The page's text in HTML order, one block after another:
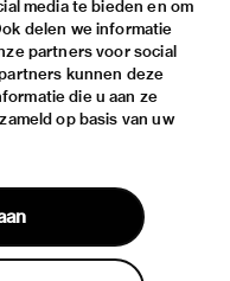
media te bieden en om
delen we informatie
partners voor social
kunnen deze
die u aan ze
op basis van uw